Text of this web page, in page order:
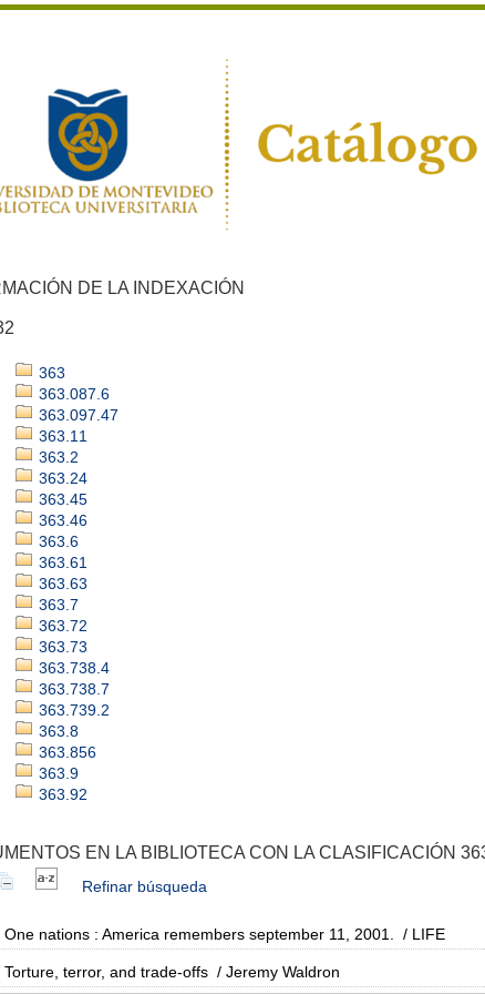
DE LA INDEXACIÓN
363
363.087.6
363.097.47
363.11
363.2
363.24
363.45
363.46
363.6
363.61
363.63
363.7
363.72
363.73
363.738.4
363.738.7
363.739.2
363.8
363.856
363.9
363.92
EN LA BIBLIOTECA CON LA CLASIFICACIÓN
Refinar búsqueda
One nations : America remembers september 11, 2001. / LIFE
Torture, terror, and trade-offs / Jeremy Waldron